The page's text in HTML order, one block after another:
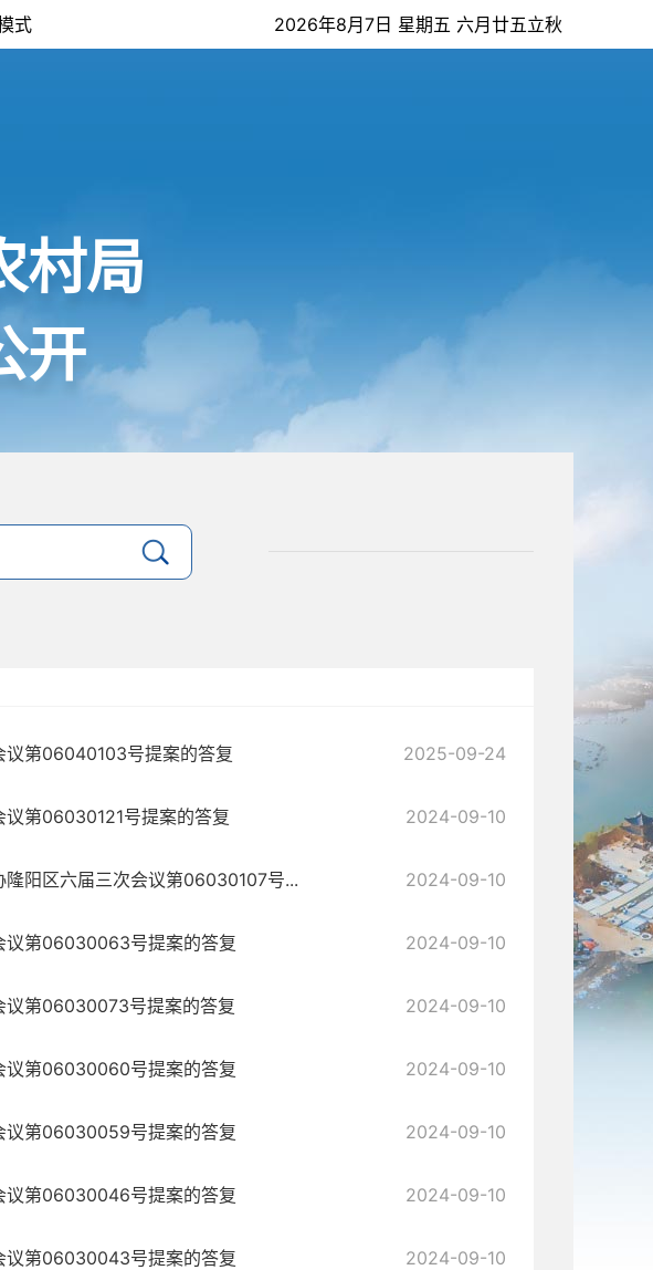
式 2026年8月7日 星期五 六月廿五立秋
村局
开
议第06040103号提案的答复 2025-09-24
第06030121号提案的答复 2024-09-10
隆阳区六届三次会议第06030107号... 2024-09-10
议第06030063号提案的答复 2024-09-10
议第06030073号提案的答复 2024-09-10
议第06030060号提案的答复 2024-09-10
议第06030059号提案的答复 2024-09-10
议第06030046号提案的答复 2024-09-10
议第06030043号提案的答复 2024-09-10